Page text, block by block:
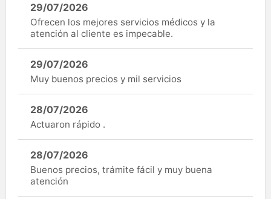
29/07/2026
Ofrecen los mejores servicios médicos y la
atención al cliente es impecable.
29/07/2026
Muy buenos precios y mil servicios
28/07/2026
Actuaron rápido .
28/07/2026
Buenos precios, trámite fácil y muy buena
atención